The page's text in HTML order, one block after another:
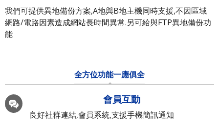
我們可提供異地備份方案,A地與B地主機同時支援,不因區域
網路/電路因素造成網站長時間異常.另可給與FTP異地備份功
能
全方位功能一應俱全
會員互動
良好社群連結,會員系統,支援手機簡訊通知